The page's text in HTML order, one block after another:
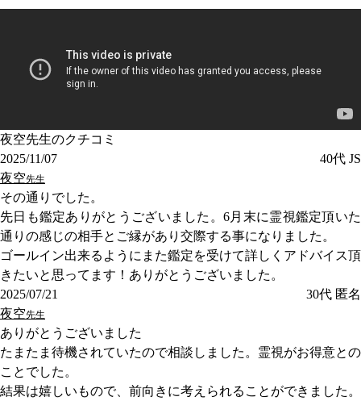
夜空先生のクチコミ
2025/11/07
40代 JS
夜空先生
その通りでした。
先日も鑑定ありがとうございました。6月末に霊視鑑定頂いた
通りの感じの相手とご縁があり交際する事になりました。
ゴールイン出来るようにまた鑑定を受けて詳しくアドバイス頂
きたいと思ってます！ありがとうございました。
2025/07/21
30代 匿名
夜空先生
ありがとうございました
たまたま待機されていたので相談しました。霊視がお得意との
ことでした。
結果は嬉しいもので、前向きに考えられることができました。